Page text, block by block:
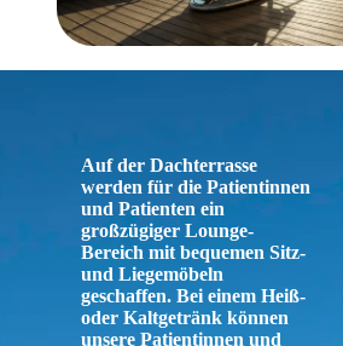
Auf der Dachterrasse
werden für die Patientinnen
und Patienten ein
großzügiger Lounge-
Bereich mit bequemen Sitz-
und Liegemöbeln
geschaffen. Bei einem Heiß-
oder Kaltgetränk können
unsere Patientinnen und